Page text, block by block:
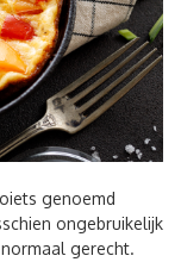
genoemd
ongebruikelijk
gerecht.